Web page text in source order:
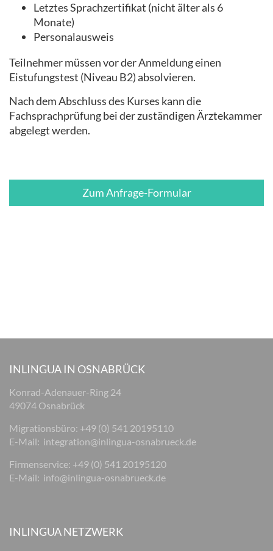
Letztes Sprachzertifikat (nicht älter als 6
Monate)
Personalausweis
Teilnehmer müssen vor der Anmeldung einen
Eistufungstest (Niveau B2) absolvieren.
Nach dem Abschluss des Kurses kann die
Fachsprachprüfung bei der zuständigen Ärztekammer
abgelegt werden.
Zum Anfrage-Formular
INLINGUA IN OSNABRÜCK
Konrad-Adenauer-Ring 24
49074 Osnabrück
Migrationsbüro: +49 (0) 541 20195110
E-Mail: integration@inlingua-osnabrueck.de
Firmenservice: +49 (0) 541 20195120
E-Mail: info@inlingua-osnabrueck.de
INLINGUA NETZWERK